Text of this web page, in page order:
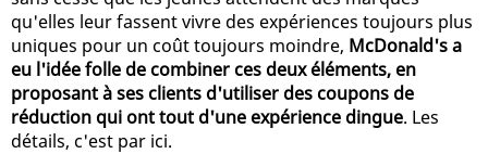
qu'elles leur fassent vivre des expériences toujours plus
uniques pour un coût toujours moindre, McDonald's a
eu l'idée folle de combiner ces deux éléments, en
proposant à ses clients d'utiliser des coupons de
réduction qui ont tout d'une expérience dingue. Les
détails, c'est par ici.